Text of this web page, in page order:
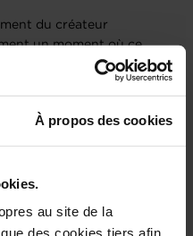
À propos des cookies
au site de la
des cookies tiers afin
du créateur
un moment où ce
une ou plusieurs façons
entreprise. Savoir s’y
en entreprise
auquel